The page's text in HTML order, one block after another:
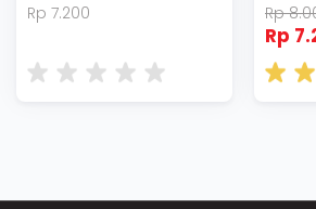
Rp 7.200 Rp
Rp